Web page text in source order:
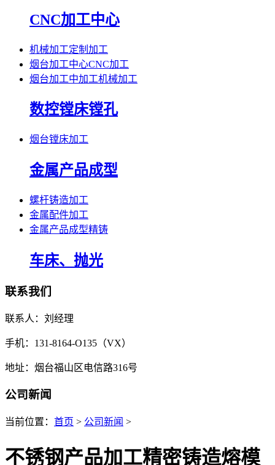
CNC加工中心
机械加工定制加工
烟台加工中心CNC加工
烟台加工中加工机械加工
数控镗床镗孔
烟台镗床加工
金属产品成型
螺杆铸造加工
金属配件加工
金属产品成型精铸
车床、抛光
联系我们
联系人：刘经理
手机：131-8164-O135（VX）
地址：烟台福山区电信路316号
公司新闻
当前位置： 首页 > 公司新闻 >
不锈钢产品加工精密铸造熔模